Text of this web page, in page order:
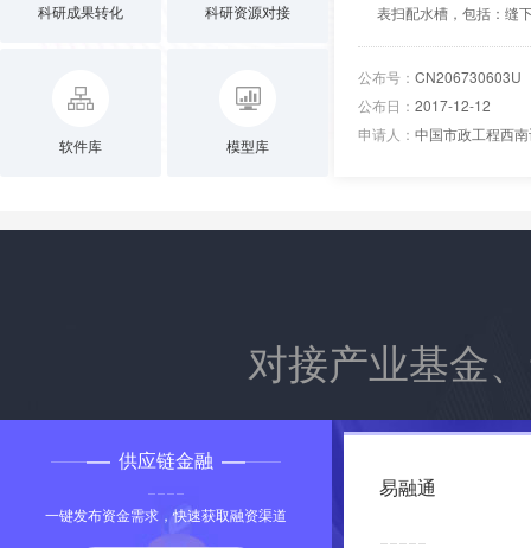
科研成果转化 科研资源对接
软件库 模型库
表扫配水槽，包括：缝
下挡板与池壁连接，所
挡板与缝下挡板连接形
缝。本实用新型表面扫
高度，从而有效减少反
滤料的流失，对于活性
公布号： CN206730603U
公布日： 2017-12-12
申请人： 中国市政工程西南设计研究
对接产业基金
供应链金融
一键发布资金需求，快速获取融资渠道
易融通